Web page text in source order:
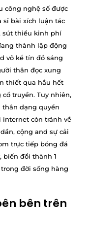
công nghệ số được
sĩ bài xích luận tác
sút thiểu kinh phí
thành lập động
vô kể tín đồ sáng
thân đọc xung
thiết qua hầu hết
truyền. Tuy nhiên,
dạng quyền
còn tránh về
cộng and sự cải
trực tiếp bóng đá
biến đổi thành 1
đời sống hàng
bên trên